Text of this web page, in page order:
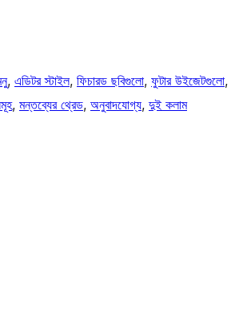
, এডিটর স্টাইল, ফিচারড ছবিগুলো, ফুটার উইজেটগুলো,
, মন্তব্যের থ্রেড, অনুবাদযোগ্য, দুই কলাম